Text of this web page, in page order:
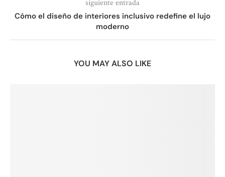
siguiente entrada
Cómo el diseño de interiores inclusivo redefine el lujo
moderno
YOU MAY ALSO LIKE